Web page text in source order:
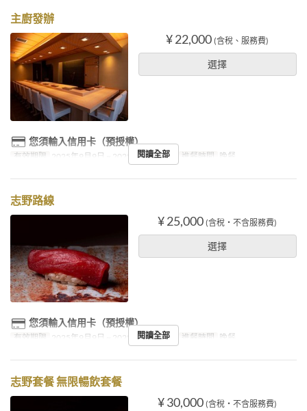
主廚發辦
¥ 22,000 (含稅、服務費)
選擇
您須輸入信用卡（預授權）
有效期限 2025年9月9日 ~ 2025年10月31日 進餐時間 晚餐
閱讀全部
志野路線
¥ 25,000 (含稅・不含服務費)
選擇
您須輸入信用卡（預授權）
有效期限 2025年9月9日 ~ 2025年10月31日 進餐時間 晚餐
閱讀全部
志野套餐 無限暢飲套餐
¥ 30,000 (含稅・不含服務費)